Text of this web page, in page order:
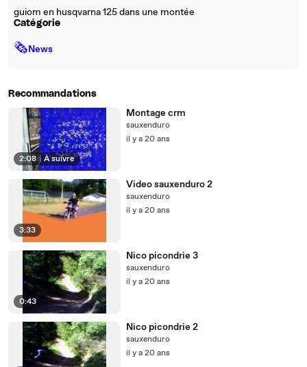
guiom en husqvarna 125 dans une montée
Catégorie
🗞News
Recommandations
2:08 | À suivre
Montage crm
sauxenduro
il y a 20 ans
3:33
Video sauxenduro 2
sauxenduro
il y a 20 ans
0:43
Nico picondrie 3
sauxenduro
il y a 20 ans
Nico picondrie 2
sauxenduro
il y a 20 ans